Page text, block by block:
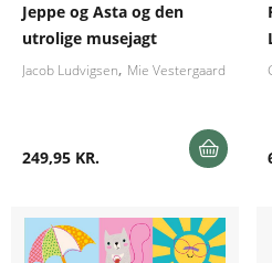
Jeppe og Asta og den
utrolige musejagt
Jacob Ludvigsen Mie Vestergaard
249,95 KR.